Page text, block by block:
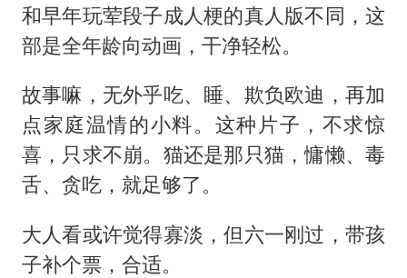
和早年玩荤段子成人梗的真人版不同，这
部是全年龄向动画，干净轻松。
故事嘛，无外乎吃、睡、欺负欧迪，再加
点家庭温情的小料。这种片子，不求惊
喜，只求不崩。猫还是那只猫，慵懒、毒
舌、贪吃，就足够了。
大人看或许觉得寡淡，但六一刚过，带孩
子补个票，合适。